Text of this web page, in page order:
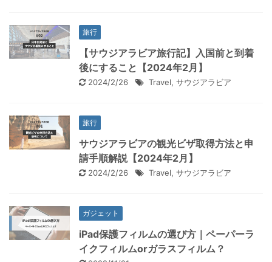
旅行
【サウジアラビア旅行記】入国前と到着
後にすること【2024年2月】
2024/2/26 Travel, サウジアラビア
旅行
サウジアラビアの観光ビザ取得方法と申
請手順解説【2024年2月】
2024/2/26 Travel, サウジアラビア
ガジェット
iPad保護フィルムの選び方｜ペーパーラ
イクフィルムorガラスフィルム？